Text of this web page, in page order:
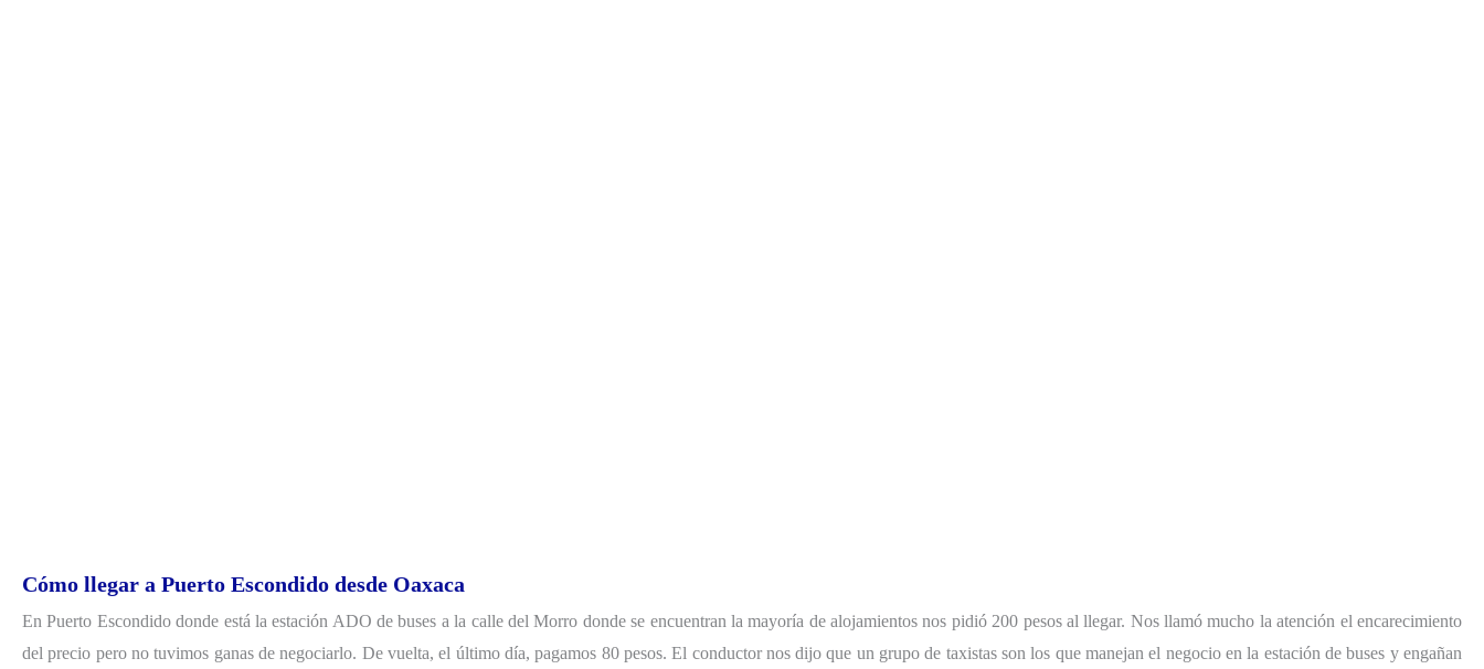
Cómo llegar a Puerto Escondido desde Oaxaca
En Puerto Escondido donde está la estación ADO de buses a la calle del Morro donde se encuentran la mayoría de alojamientos nos pidió 200 pesos al llegar. Nos llamó mucho la atención el encarecimiento
del precio pero no tuvimos ganas de negociarlo. De vuelta, el último día, pagamos 80 pesos. El conductor nos dijo que un grupo de taxistas son los que manejan el negocio en la estación de buses y engañan